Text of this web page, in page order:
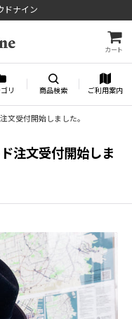
ドナイン
カート
リ 商品検索 ご利用案内
文受付開始しました。
注文受付開始しま